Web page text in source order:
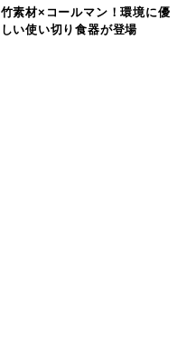
竹素材×コールマン！環境に優
しい使い切り食器が登場